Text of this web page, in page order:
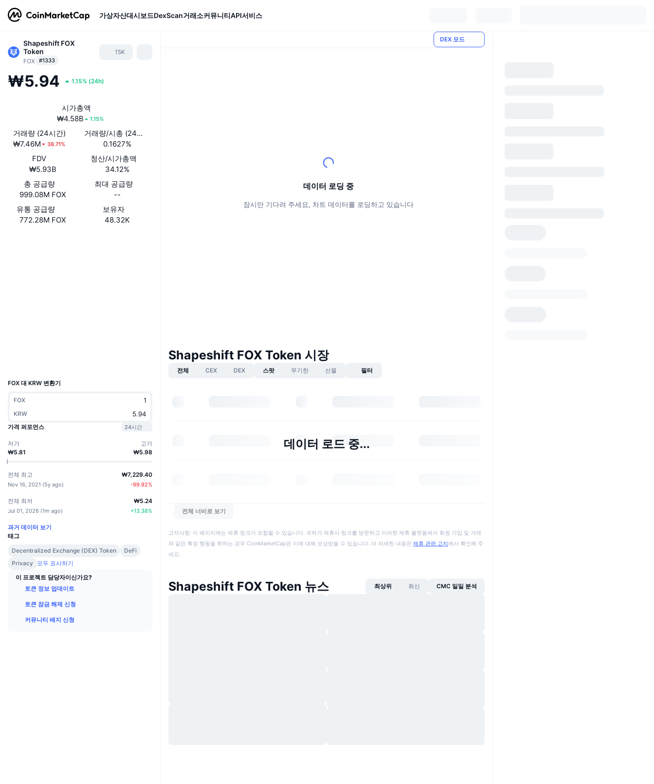
가상자산대시보드DexScan거래소커뮤니티API서비스
Shapeshift FOX
Token
FOX #1333
15K
₩5.94 1.15% (24h)
시가총액
₩4.58B
1.15%
거래량 (24시간)
₩7.46M
38.71%
거래량/시총 (24시간)
0.1627%
FDV
₩5.93B
청산/시가총액
34.12%
총 공급량
999.08M FOX
최대 공급량
--
유통 공급량
772.28M FOX
보유자
48.32K
FOX 대 KRW 변환기
FOX
KRW
가격 퍼포먼스
24시간
저가
₩5.81
고가
₩5.98
전체 최고
Nov 16, 2021 (5y ago)
₩7,229.40
-99.92%
전체 최저
Jul 01, 2026 (1m ago)
₩5.24
+13.38%
과거 데이터 보기
태그
Decentralized Exchange (DEX) Token
DeFi
Privacy
모두 표시하기
이 프로젝트 담당자이신가요?
토큰 정보 업데이트
토큰 잠금 해제 신청
커뮤니티 배지 신청
DEX 모드
데이터 로딩 중
잠시만 기다려 주세요, 차트 데이터를 로딩하고 있습니다
Shapeshift FOX Token 시장
전체 CEX DEX 스팟 무기한 선물 필터
데이터 로드 중...
전체 너비로 보기
고지사항: 이 페이지에는 제휴 링크가 포함될 수 있습니다. 귀하가 제휴사 링크를 방문하고 이러한 제휴 플랫폼에서 회원 가입 및 거래
와 같은 특정 행동을 취하는 경우 CoinMarketCap은 이에 대해 보상받을 수 있습니다. 더 자세한 내용은 제휴 관련 고지에서 확인해 주
세요.
Shapeshift FOX Token 뉴스 최상위 최신 CMC 일일 분석